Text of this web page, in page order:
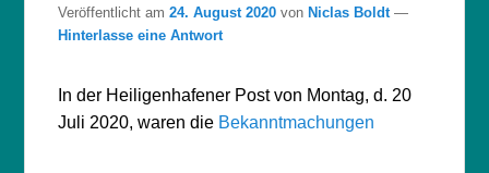
Veröffentlicht am24. August 2020 von Niclas Boldt —
Hinterlasse eine Antwort
In der Heiligenhafener Post von Montag, d. 20
Juli 2020, waren die Bekanntmachungen